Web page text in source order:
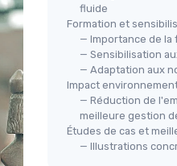
fluide
Formation et
— Importance de
— Sensibilisation
— Adaptation aux
Impact
— Réduction de
meilleure gestion
Études de cas et
— Illustrations